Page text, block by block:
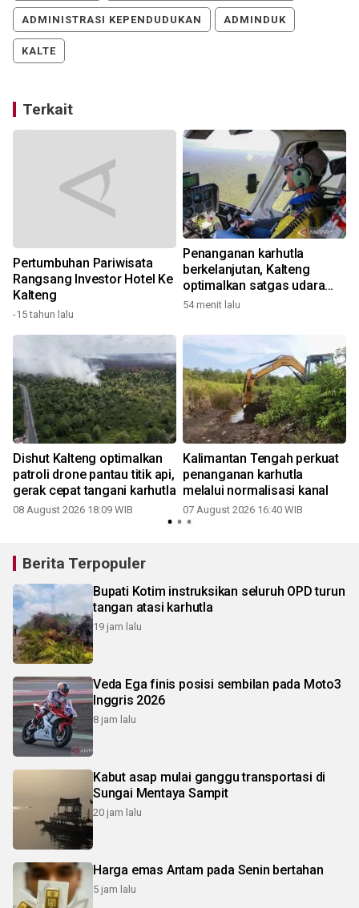
ADMINISTRASI KEPENDUDUKAN ADMINDUK
KALTE
Terkait
Pertumbuhan Pariwisata
Rangsang Investor Hotel Ke
Kalteng
-15 tahun lalu
Penanganan karhutla
berkelanjutan, Kalteng
optimalkan satgas udara
dan darat
54 menit lalu
Dishut Kalteng optimalkan
patroli drone pantau titik api,
gerak cepat tangani karhutla
08 August 2026 18:09 WIB
Kalimantan Tengah perkuat
penanganan karhutla
melalui normalisasi kanal
07 August 2026 16:40 WIB
Berita Terpopuler
Bupati Kotim instruksikan seluruh OPD turun
tangan atasi karhutla
19 jam lalu
Veda Ega finis posisi sembilan pada Moto3
Inggris 2026
8 jam lalu
Kabut asap mulai ganggu transportasi di
Sungai Mentaya Sampit
20 jam lalu
Harga emas Antam pada Senin bertahan
5 jam lalu